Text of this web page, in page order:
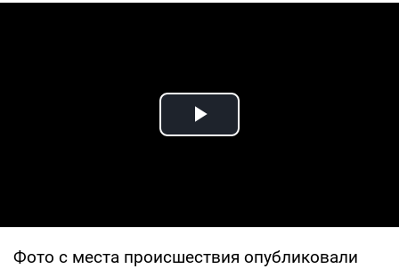
Play Video
Фото с места происшествия опубликовали